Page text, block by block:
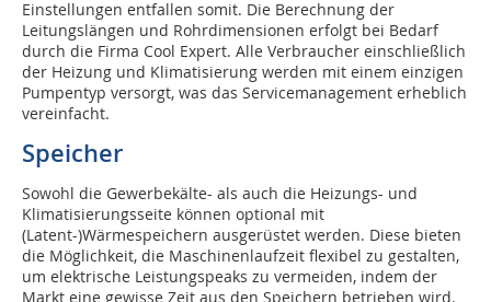
Einstellungen entfallen somit. Die Berechnung der
Leitungslängen und Rohrdimensionen erfolgt bei Bedarf
durch die Firma Cool Expert. Alle Verbraucher einschließlich
der Heizung und Klimatisierung werden mit einem einzigen
Pumpentyp versorgt, was das Servicemanagement erheblich
vereinfacht.
Speicher
Sowohl die Gewerbekälte- als auch die Heizungs- und
Klimatisierungsseite können optional mit
(Latent-)Wärmespeichern ausgerüstet werden. Diese bieten
die Möglichkeit, die Maschinenlaufzeit flexibel zu gestalten,
um elektrische Leistungspeaks zu vermeiden, indem der
Markt eine gewisse Zeit aus den Speichern betrieben wird.